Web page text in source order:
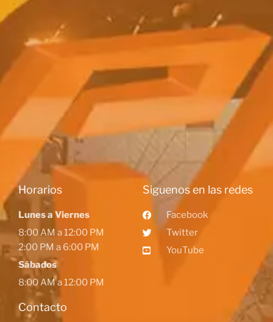
Horarios
Lunes a Viernes
8:00 AM a 12:00 PM
2:00 PM a 6:00 PM
Sábados
8:00 AM a 12:00 PM
Contacto
Siguenos en las redes
Facebook
Twitter
YouTube